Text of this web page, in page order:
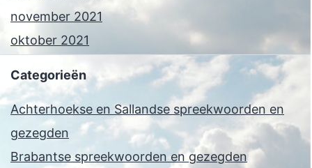
november 2021
oktober 2021
Categorieën
Achterhoekse en Sallandse spreekwoorden en
gezegden
Brabantse spreekwoorden en gezegden